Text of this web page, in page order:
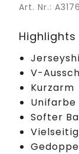
Art. Nr.:
Highlights
V-
Kurzarm
Unifarbe
Softer